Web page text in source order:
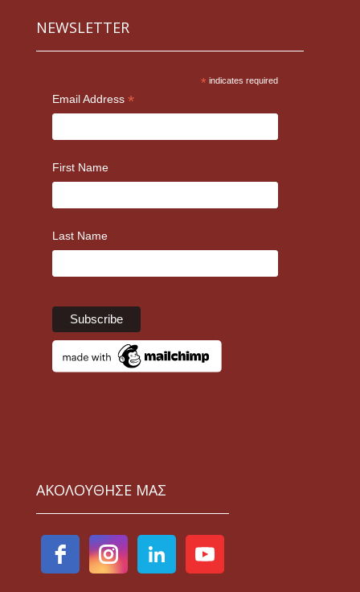
NEWSLETTER
* indicates required
Email Address *
First Name
Last Name
ΑΚΟΛΟΥΘΗΣΕ ΜΑΣ